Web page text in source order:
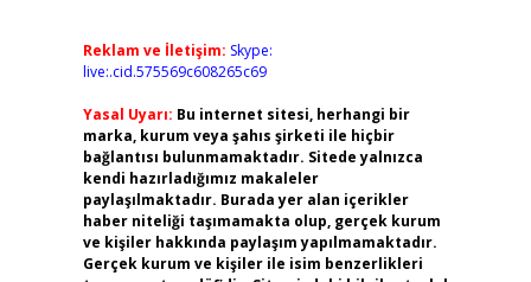
Reklam ve İletişim: Skype:
live:.cid.575569c608265c69
Yasal Uyarı: Bu internet sitesi, herhangi bir
marka, kurum veya şahıs şirketi ile hiçbir
bağlantısı bulunmamaktadır. Sitede yalnızca
kendi hazırladığımız makaleler
paylaşılmaktadır. Burada yer alan içerikler
haber niteliği taşımamakta olup, gerçek kurum
ve kişiler hakkında paylaşım yapılmamaktadır.
Gerçek kurum ve kişiler ile isim benzerlikleri